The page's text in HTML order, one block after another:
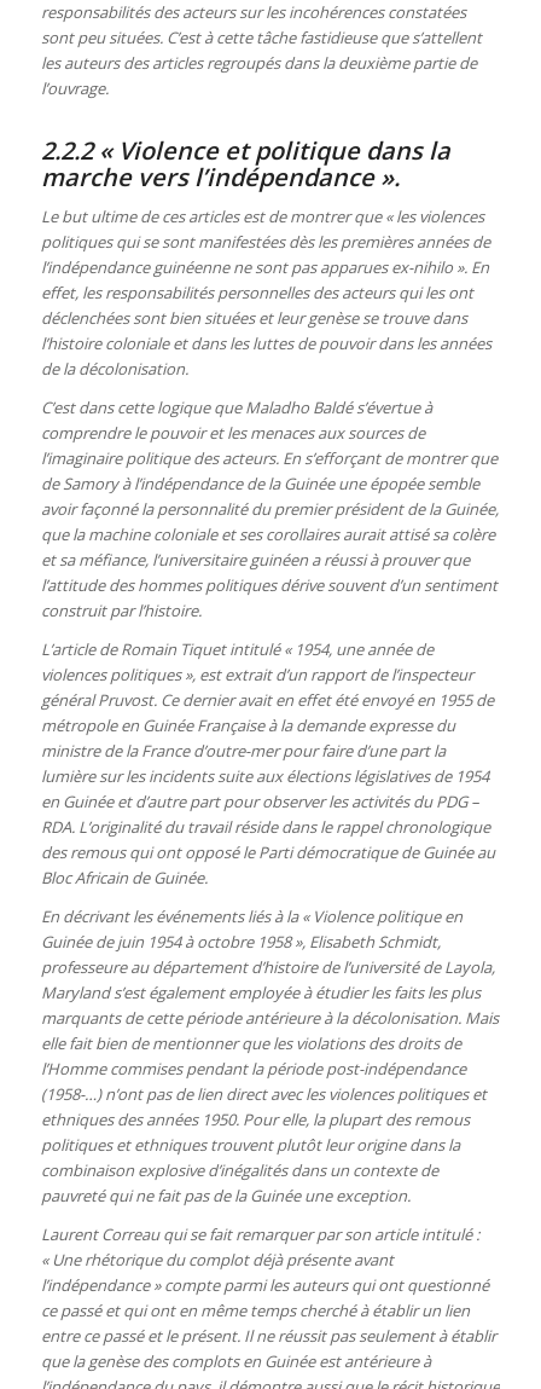
responsabilités des acteurs sur les incohérences constatées
sont peu situées. C’est à cette tâche fastidieuse que s’attellent
les auteurs des articles regroupés dans la deuxième partie de
l’ouvrage.
2.2.2 « Violence et politique dans la
marche vers l’indépendance ».
Le but ultime de ces articles est de montrer que « les violences
politiques qui se sont manifestées dès les premières années de
l’indépendance guinéenne ne sont pas apparues ex-nihilo ». En
effet, les responsabilités personnelles des acteurs qui les ont
déclenchées sont bien situées et leur genèse se trouve dans
l’histoire coloniale et dans les luttes de pouvoir dans les années
de la décolonisation.
C’est dans cette logique que Maladho Baldé s’évertue à
comprendre le pouvoir et les menaces aux sources de
l’imaginaire politique des acteurs. En s’efforçant de montrer que
de Samory à l’indépendance de la Guinée une épopée semble
avoir façonné la personnalité du premier président de la Guinée,
que la machine coloniale et ses corollaires aurait attisé sa colère
et sa méfiance, l’universitaire guinéen a réussi à prouver que
l’attitude des hommes politiques dérive souvent d’un sentiment
construit par l’histoire.
L’article de Romain Tiquet intitulé « 1954, une année de
violences politiques », est extrait d’un rapport de l’inspecteur
général Pruvost. Ce dernier avait en effet été envoyé en 1955 de
métropole en Guinée Française à la demande expresse du
ministre de la France d’outre-mer pour faire d’une part la
lumière sur les incidents suite aux élections législatives de 1954
en Guinée et d’autre part pour observer les activités du PDG –
RDA. L’originalité du travail réside dans le rappel chronologique
des remous qui ont opposé le Parti démocratique de Guinée au
Bloc Africain de Guinée.
En décrivant les événements liés à la « Violence politique en
Guinée de juin 1954 à octobre 1958 », Elisabeth Schmidt,
professeure au département d’histoire de l’université de Layola,
Maryland s’est également employée à étudier les faits les plus
marquants de cette période antérieure à la décolonisation. Mais
elle fait bien de mentionner que les violations des droits de
l’Homme commises pendant la période post-indépendance
(1958-…) n’ont pas de lien direct avec les violences politiques et
ethniques des années 1950. Pour elle, la plupart des remous
politiques et ethniques trouvent plutôt leur origine dans la
combinaison explosive d’inégalités dans un contexte de
pauvreté qui ne fait pas de la Guinée une exception.
Laurent Correau qui se fait remarquer par son article intitulé :
« Une rhétorique du complot déjà présente avant
l’indépendance » compte parmi les auteurs qui ont questionné
ce passé et qui ont en même temps cherché à établir un lien
entre ce passé et le présent. Il ne réussit pas seulement à établir
que la genèse des complots en Guinée est antérieure à